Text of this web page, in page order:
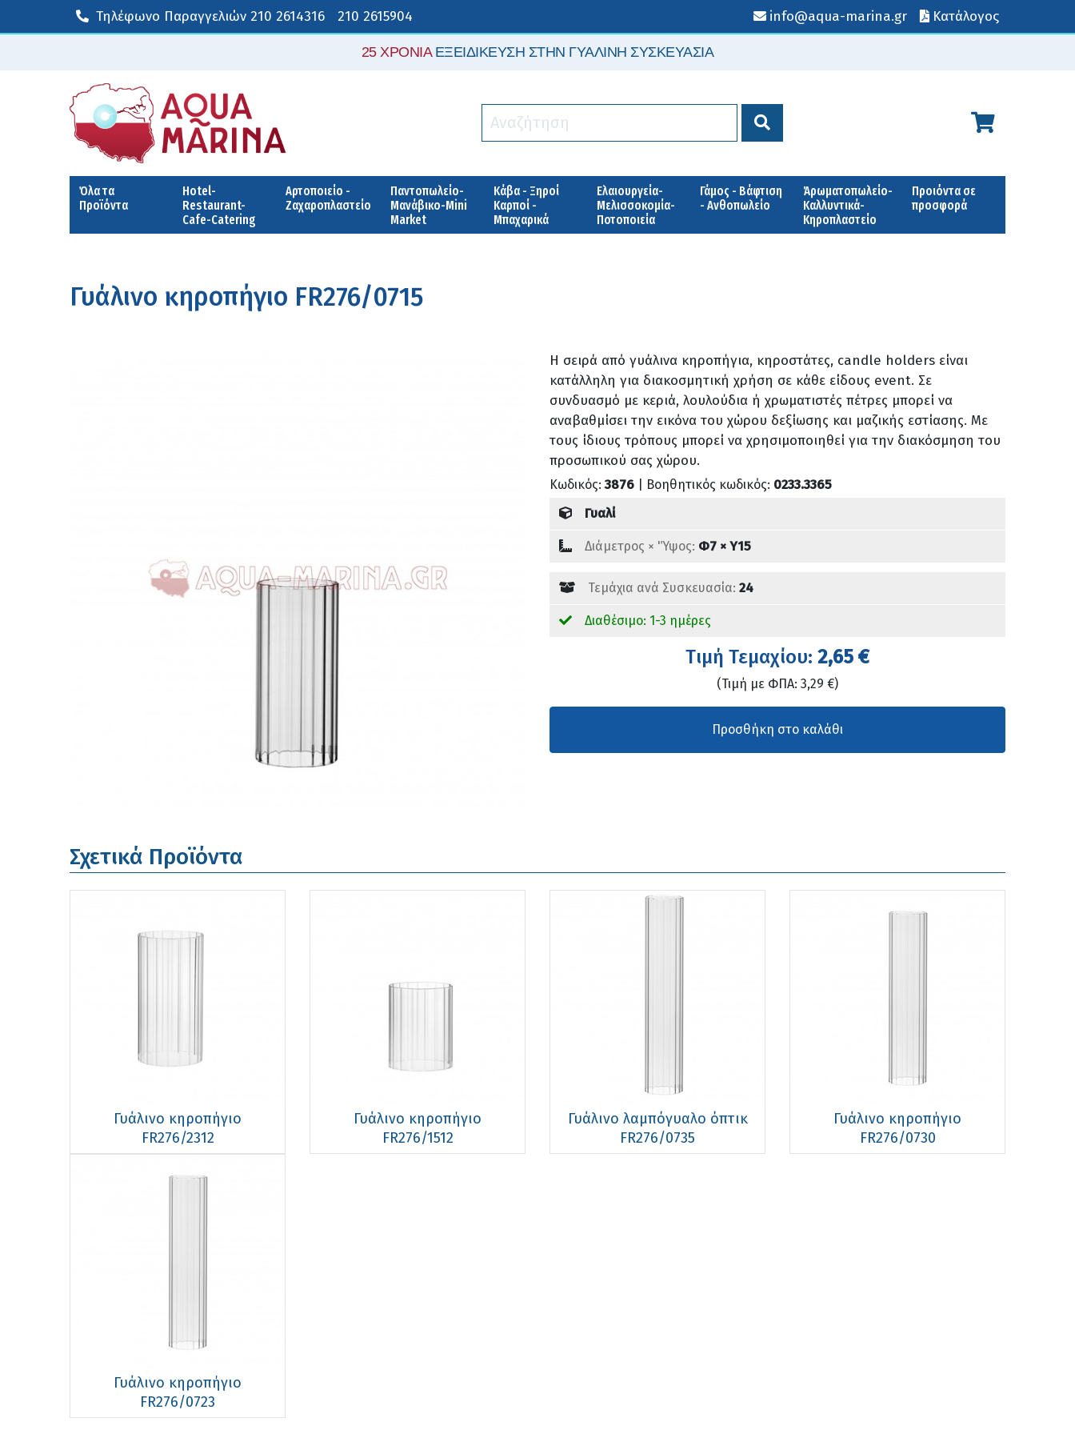
Τηλέφωνο Παραγγελιών 210 2614316 210 2615904 info@aqua-marina.gr Κατάλογος
25 ΧΡΟΝΙΑΕΞΕΙΔΙΚΕΥΣΗ ΣΤΗΝ ΓΥΑΛΙΝΗ ΣΥΣΚΕΥΑΣΙΑ
Όλα τα
Προϊόντα
Hotel-
Restaurant-
Cafe-Catering
Αρτοποιείο -
Ζαχαροπλαστείο
Παντοπωλείο-
Μανάβικο-Mini
Market
Κάβα - Ξηροί
Καρποί -
Μπαχαρικά
Ελαιουργεία-
Μελισσοκομία-
Ποτοποιεία
Γάμος - Βάφτιση
- Ανθοπωλείο
Άρωματοπωλείο-
Καλλυντικά-
Κηροπλαστείο
Προιόντα σε
προσφορά
Γυάλινο κηροπήγιο FR276/0715
Η σειρά από γυάλινα κηροπήγια, κηροστάτες, candle holders είναι
κατάλληλη για διακοσμητική χρήση σε κάθε είδους event. Σε
συνδυασμό με κεριά, λουλούδια ή χρωματιστές πέτρες μπορεί να
αναβαθμίσει την εικόνα του χώρου δεξίωσης και μαζικής εστίασης. Με
τους ίδιους τρόπους μπορεί να χρησιμοποιηθεί για την διακόσμηση του
προσωπικού σας χώρου.
Κωδικός:3876 | Βοηθητικός κωδικός: 0233.3365
Γυαλί
Διάμετρος × 'Ύψος: Φ7 × Υ15
Τεμάχια ανά Συσκευασία: 24
Διαθέσιμο: 1-3 ημέρες
Tιμή Τεμαχίου: 2,65 €
(Τιμή με ΦΠΑ: 3,29 €)
Σχετικά Προϊόντα
Γυάλινο κηροπήγιο
FR276/2312
Γυάλινο κηροπήγιο
FR276/1512
Γυάλινο λαμπόγυαλο όπτικ
FR276/0735
Γυάλινο κηροπήγιο
FR276/0730
Γυάλινο κηροπήγιο
FR276/0723